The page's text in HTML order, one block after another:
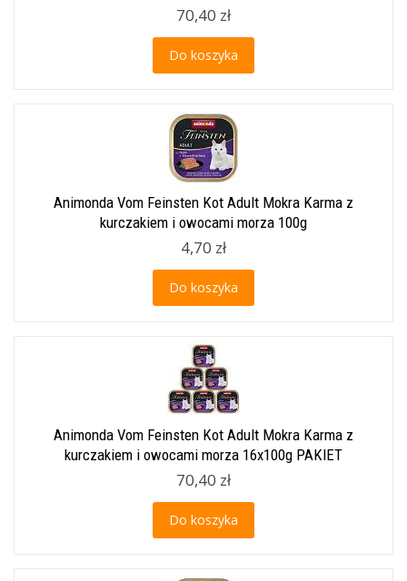
70,40 zł
Do koszyka
Animonda Vom Feinsten Kot Adult Mokra Karma z
kurczakiem i owocami morza 100g
4,70 zł
Do koszyka
Animonda Vom Feinsten Kot Adult Mokra Karma z
kurczakiem i owocami morza 16x100g PAKIET
70,40 zł
Do koszyka